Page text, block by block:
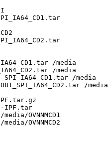
/media
/media
/media
/media
IPF.tar
OVNNMCD1
OVNNMCD2